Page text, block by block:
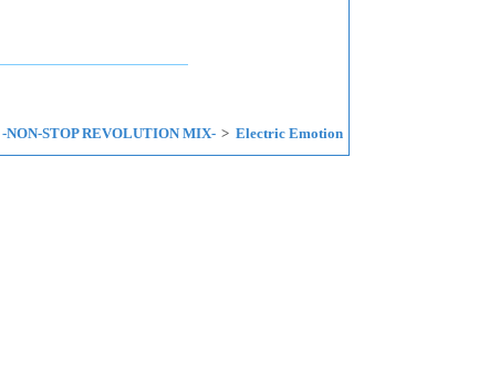
NON-STOP REVOLUTION MIX- Electric Emotion